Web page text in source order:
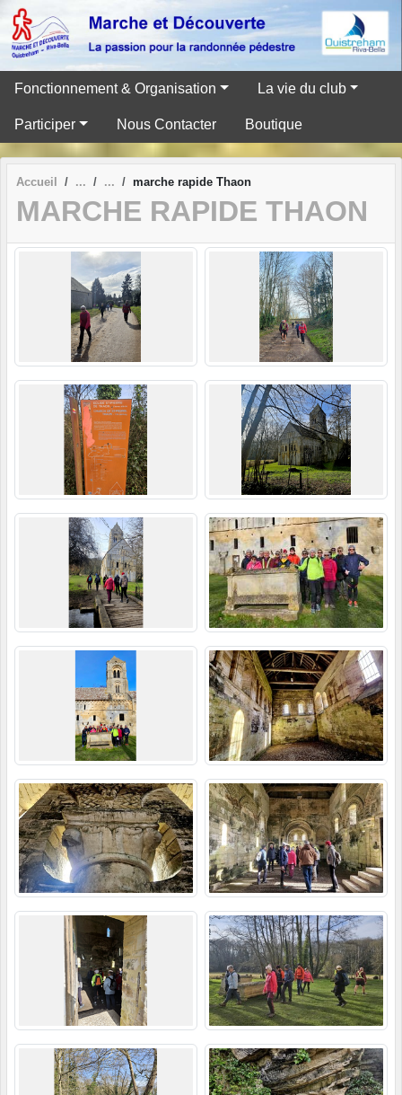
Fonctionnement & Organisation La vie du club
Participer Nous Contacter Boutique
Accueil marche rapide Thaon
MARCHE RAPIDE THAON
Panneau de gestion des cookies